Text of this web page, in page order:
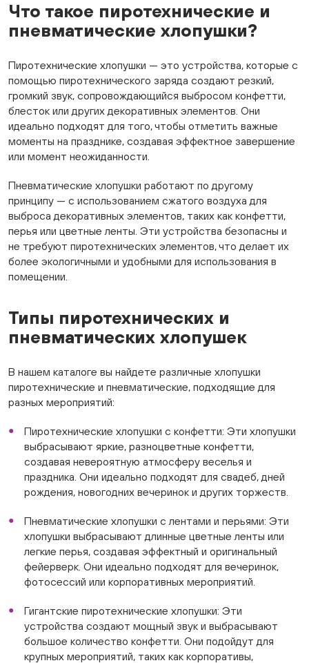
Что такое пиротехнические и
пневматические хлопушки?
Пиротехнические хлопушки — это устройства, которые с
помощью пиротехнического заряда создают резкий,
громкий звук, сопровождающийся выбросом конфетти,
блесток или других декоративных элементов. Они
идеально подходят для того, чтобы отметить важные
моменты на празднике, создавая эффектное завершение
или момент неожиданности.
Пневматические хлопушки работают по другому
принципу — с использованием сжатого воздуха для
выброса декоративных элементов, таких как конфетти,
перья или цветные ленты. Эти устройства безопасны и
не требуют пиротехнических элементов, что делает их
более экологичными и удобными для использования в
помещении.
Типы пиротехнических и
пневматических хлопушек
В нашем каталоге вы найдете различные хлопушки
пиротехнические и пневматические, подходящие для
разных мероприятий:
Пиротехнические хлопушки с конфетти: Эти хлопушки
выбрасывают яркие, разноцветные конфетти,
создавая невероятную атмосферу веселья и
праздника. Они идеально подходят для свадеб, дней
рождения, новогодних вечеринок и других торжеств.
Пневматические хлопушки с лентами и перьями: Эти
хлопушки выбрасывают длинные цветные ленты или
легкие перья, создавая эффектный и оригинальный
фейерверк. Они идеально подходят для вечеринок,
фотосессий или корпоративных мероприятий.
Гигантские пиротехнические хлопушки: Эти
устройства создают мощный звук и выбрасывают
большое количество конфетти. Они подойдут для
крупных мероприятий, таких как корпоративы,